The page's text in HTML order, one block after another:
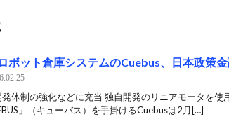
ボット倉庫システムのCuebus、日本政策
体制の強化などに充当 独自開発のリニアモータを使
」（キューバス）を手掛けるCuebusは2月[…]